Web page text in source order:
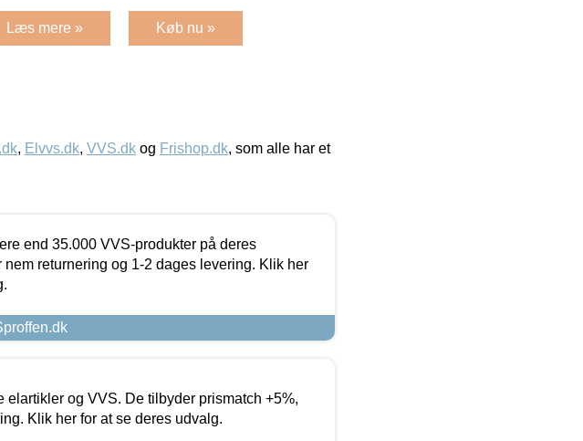
Læs mere » Køb nu »
, Elvvs.dk, VVS.dk og Frishop.dk, som alle har et
end 35.000 VVS-produkter på deres
returnering og 1-2 dages levering. Klik her
og VVS. De tilbyder prismatch +5%,
Klik her for at se deres udvalg.